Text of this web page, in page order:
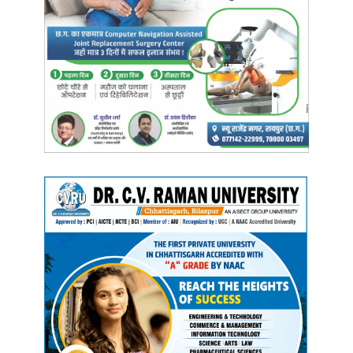
व्यवस्था न खराब हो। इसके लिए पंजाब पुलिस ने पूरे राज्य में अपनी स्थिति ठीक
5. फिर पंजाब पुलिस ने चलाया ऑपरेशन, भागते रहा अमृतपाल
18 मार्च को पंजाब पुलिस ने अमृतपाल और उसके साथियों की गिरफ्तारी के लिए बड़े
पैमाने पर अभियान चला दिया। इसके बाद से अमृतपाल लगातार फरार रहा। वह
एक जिले से दूसरे जिले में जाता रहा। दो दिन के अंदर ही पंजाब पुलिस ने
सद्भाव को भंग करने का प्रयास करने के आरोप में हुई थी। उनमें से 78 को पहले
दिन गिरफ्तार किया गया, 34 को दूसरे दिन और दो अन्य को तीसरे दिन गिरफ्तार
किया गया। इस दौरान 10 हथियार भी बरामद किए गए थे।
36 दिन के अंदर 30 से ज्यादा बार अमृतपाल ने अपना हुलिया बदला। कभी वह
दाढ़ी कटवाकर घूमते हुए सीसीटीवी कैमरे में कैद हुआ तो कभी टोपी और चश्मा लगाए
हुए। अमृतपाल को बाइक से भी भागते हुए देखा गया था।
6. कई जिलों में इंटरनेट पर लगा बैन, धारा-144 भी लागू हुई